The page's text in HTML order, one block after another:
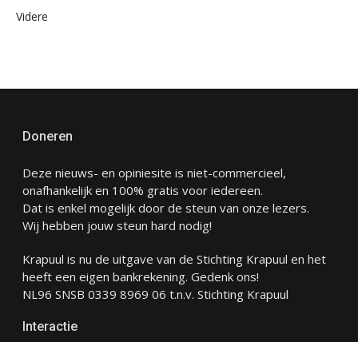
Videre
Doneren
Deze nieuws- en opiniesite is niet-commercieel,
onafhankelijk en 100% gratis voor iedereen.
Dat is enkel mogelijk door de steun van onze lezers.
Wij hebben jouw steun hard nodig!
Krapuul is nu de uitgave van de Stichting Krapuul en het
heeft een eigen bankrekening. Gedenk ons!
NL96 SNSB 0339 8969 06 t.n.v. Stichting Krapuul
Interactie